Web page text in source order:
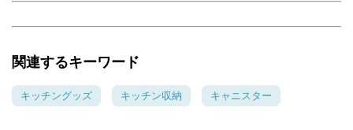
関連するキーワード
キッチングッズ キッチン収納 キャニスター